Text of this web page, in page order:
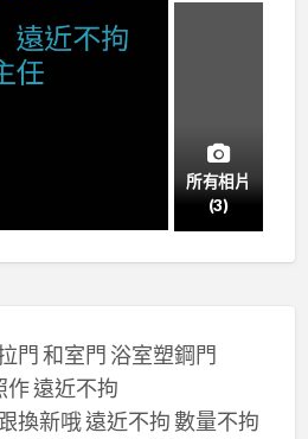
所有相片
(3)
門 和室門 浴室塑鋼門
作 遠近不拘
換新哦 遠近不拘 數量不拘